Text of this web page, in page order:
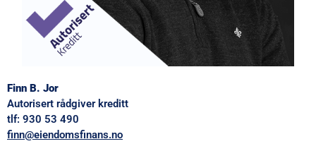
Finn B. Jor
Autorisert rådgiver kreditt
tlf: 930 53 490
finn@eiendomsfinans.no